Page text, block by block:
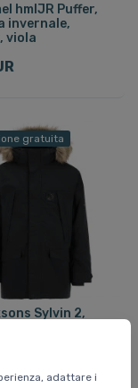
adattare i
hmlJR Puffer,
invernale,
viola
gratuita
Sylvin 2,